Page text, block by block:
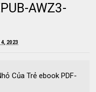
AWZ3-
4, 2023
Của Trẻ ebook PDF-